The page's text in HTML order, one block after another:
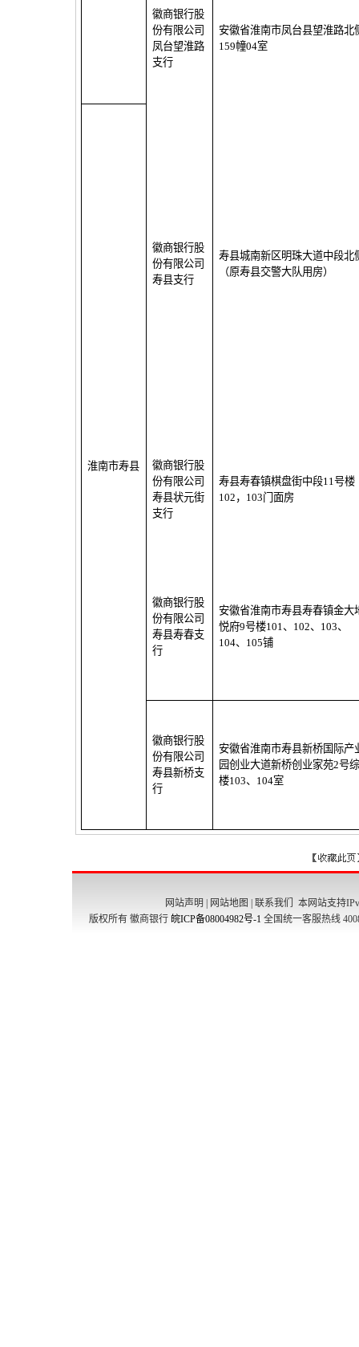
徽商银行股
份有限公司
凤台望淮路
支行
安徽省淮南市凤台县望淮路北
159幢04室
淮南市寿县
徽商银行股
份有限公司
寿县支行
寿县城南新区明珠大道中段北
（原寿县交警大队用房）
徽商银行股
份有限公司
寿县状元街
支行
寿县寿春镇棋盘街中段11号楼
102 ， 103门面房
徽商银行股
份有限公司
寿县寿春支
行
安徽省淮南市寿县寿春镇金大
悦府9号楼101、 102、 103、
104、 105铺
徽商银行股
份有限公司
寿县新桥支
行
安徽省淮南市寿县新桥国际产
园创业大道新桥创业家苑2号
楼103、 104室
网站声明 网站地图 联系我们
本网站支持
版权所有 徽商银行 皖ICP备08004982号-1 全国统一客服热线